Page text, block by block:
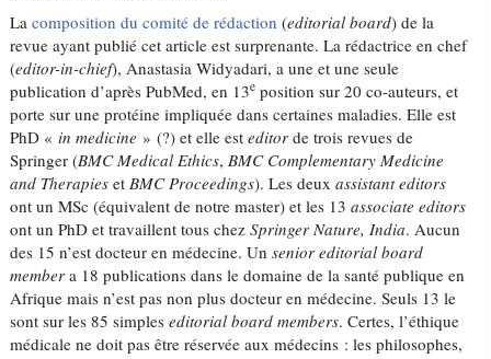
Lacomposition du comité de rédaction (editorial board) de la
revue ayant publié cet article est surprenante. La rédactrice en chef
(editor-in-chief), Anastasia Widyadari, a une et une seule
publication d’après PubMed, en 13e position sur 20 co-auteurs, et
porte sur une protéine impliquée dans certaines maladies. Elle est
PhD «in medicine » (?) et elle esteditor de trois revues de
Springer (BMC Medical Ethics,BMC Complementary Medicine
and Therapies etBMC Proceedings). Les deuxassistant editors
ont un MSc (équivalent de notre master) et les 13associate editors
ont un PhD et travaillent tous chezSpringer Nature, India. Aucun
des 15 n’est docteur en médecine. Unsenior editorial board
member a 18 publications dans le domaine de la santé publique en
Afrique mais n’est pas non plus docteur en médecine. Seuls 13 le
sont sur les 85 simpleseditorial board members. Certes, l’éthique
médicale ne doit pas être réservée aux médecins : les philosophes,